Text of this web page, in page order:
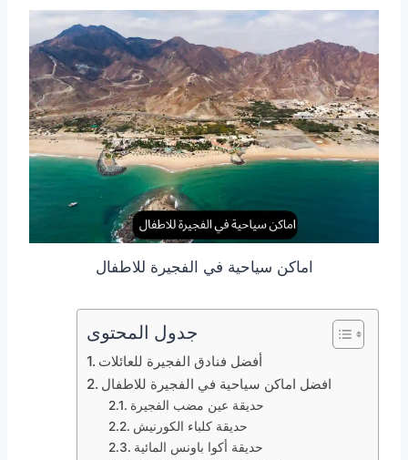
اماكن سياحية في الفجيرة للاطفال
جدول المحتوى
أفضل فنادق الفجيرة للعائلات
افضل اماكن سياحية في الفجيرة للاطفال
حديقة عين مضب الفجيرة
حديقة كلباء الكورنيش
حديقة أكوا باونس المائية